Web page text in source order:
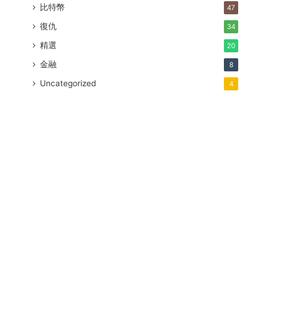
比特幣 47
復仇 34
精選 20
金融 8
Uncategorized 4